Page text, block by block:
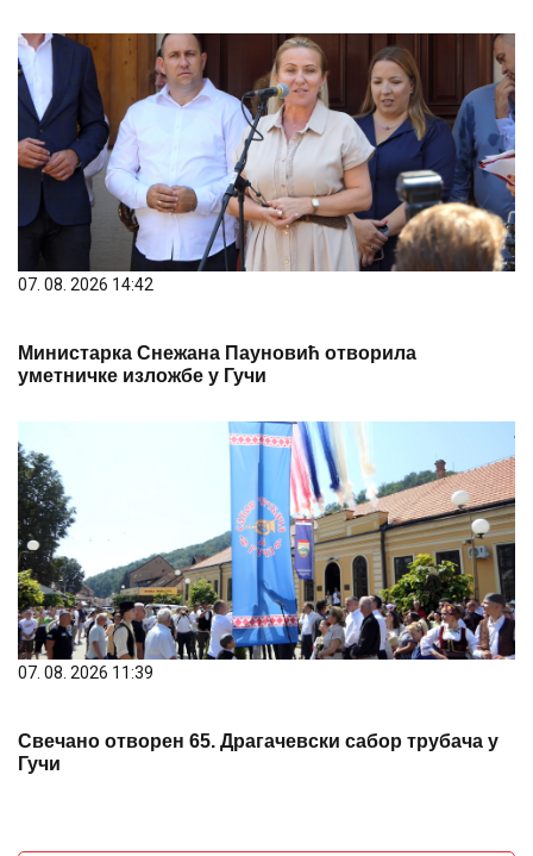
07. 08. 2026 14:42
Министарка Снежана Пауновић отворила
уметничке изложбе у Гучи
07. 08. 2026 11:39
Свечано отворен 65. Драгачевски сабор трубача у
Гучи